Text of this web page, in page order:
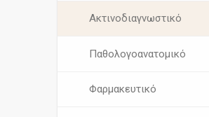
Ακτινοδιαγνωστικό
Παθολογοανατομικό
Φαρμακευτικό